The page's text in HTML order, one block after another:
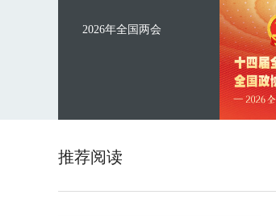
2026年全国两会
推荐阅读